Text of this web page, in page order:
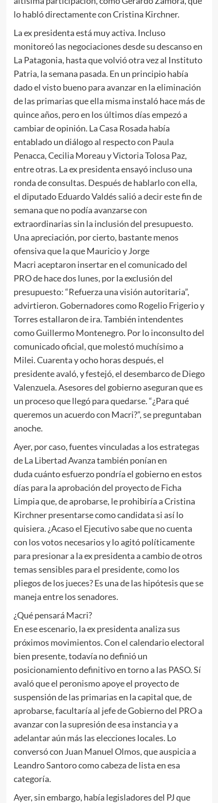
lo habló directamente con Cristina Kirchner.
La ex presidenta está muy activa. Incluso
monitoreó las negociaciones desde su descanso en
La Patagonia, hasta que volvió otra vez al Instituto
Patria, la semana pasada. En un principio había
dado el visto bueno para avanzar en la eliminación
de las primarias que ella misma instaló hace más de
quince años, pero en los últimos días empezó a
cambiar de opinión. La Casa Rosada había
entablado un diálogo al respecto con Paula
Penacca, Cecilia Moreau y Victoria Tolosa Paz,
entre otras. La ex presidenta ensayó incluso una
ronda de consultas. Después de hablarlo con ella,
el diputado Eduardo Valdés salió a decir este fin de
semana que no podía avanzarse con
extraordinarias sin la inclusión del presupuesto.
Una apreciación, por cierto, bastante menos
ofensiva que la que Mauricio y Jorge
Macri aceptaron insertar en el comunicado del
PRO de hace dos lunes, por la exclusión del
presupuesto: “Refuerza una visión autoritaria”,
advirtieron. Gobernadores como Rogelio Frigerio y
Torres estallaron de ira. También intendentes
como Guillermo Montenegro. Por lo inconsulto del
comunicado oficial, que molestó muchísimo a
Milei. Cuarenta y ocho horas después, el
presidente avaló, y festejó, el desembarco de Diego
Valenzuela. Asesores del gobierno aseguran que es
un proceso que llegó para quedarse. “¿Para qué
queremos un acuerdo con Macri?”, se preguntaban
anoche.
Ayer, por caso, fuentes vinculadas a los estrategas
de La Libertad Avanza también ponían en
duda cuánto esfuerzo pondría el gobierno en estos
días para la aprobación del proyecto de Ficha
Limpia que, de aprobarse, le prohibiría a Cristina
Kirchner presentarse como candidata si así lo
quisiera. ¿Acaso el Ejecutivo sabe que no cuenta
con los votos necesarios y lo agitó políticamente
para presionar a la ex presidenta a cambio de otros
temas sensibles para el presidente, como los
pliegos de los jueces? Es una de las hipótesis que se
maneja entre los senadores.
¿Qué pensará Macri?
En ese escenario, la ex presidenta analiza sus
próximos movimientos. Con el calendario electoral
bien presente, todavía no definió un
posicionamiento definitivo en torno a las PASO. Sí
avaló que el peronismo apoye el proyecto de
suspensión de las primarias en la capital que, de
aprobarse, facultaría al jefe de Gobierno del PRO a
avanzar con la supresión de esa instancia y a
adelantar aún más las elecciones locales. Lo
conversó con Juan Manuel Olmos, que auspicia a
Leandro Santoro como cabeza de lista en esa
categoría.
Ayer, sin embargo, había legisladores del PJ que